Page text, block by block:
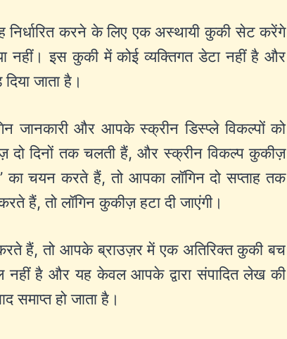
निर्धारित करने के लिए एक अस्थायी कुकी सेट करेंगे
नहीं। इस कुकी में कोई व्यक्तिगत डेटा नहीं है और
जाता है।
और आपके स्क्रीन डिस्प्ले विकल्पों को
दिनों तक चलती हैं, और स्क्रीन विकल्प कुकीज़
चयन करते हैं, तो आपका लॉगिन दो सप्ताह तक
हैं, तो लॉगिन कुकीज़ हटा दी जाएंगी।
हैं, तो आपके ब्राउज़र में एक अतिरिक्त कुकी बच
नहीं है और यह केवल आपके द्वारा संपादित लेख की
समाप्त हो जाता है।